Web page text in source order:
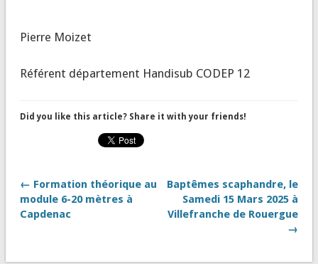
Pierre Moizet
Référent département Handisub CODEP 12
Did you like this article? Share it with your friends!
← Formation théorique au
module 6-20 mètres à
Capdenac
Baptêmes scaphandre, le
Samedi 15 Mars 2025 à
Villefranche de Rouergue
→